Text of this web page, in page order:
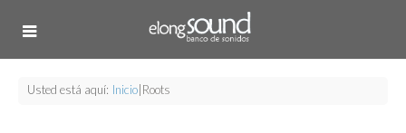
Usted está aquí: Inicio Roots